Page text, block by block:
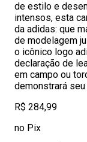
de estilo e
intensos, esta
da adidas: que
de modelagem
o icônico logo
declaração de
em campo ou
demonstrará
R$ 284,99
no Pix